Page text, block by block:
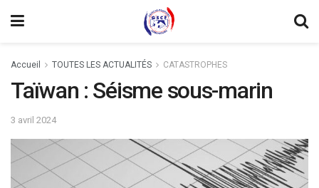
Accueil TOUTES LES ACTUALITÉS CATASTROPHES
Taïwan : Séisme sous-marin
3 avril 2024